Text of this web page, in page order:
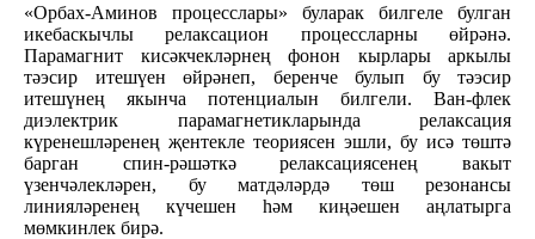
«Орбах-Аминов процесслары» буларак билгеле булган
икебаскычлы релаксацион процессларны өйрәнә.
Парамагнит кисәкчекләрнең фонон кырлары аркылы
тәэсир итешүен өйрәнеп, беренче булып бу тәэсир
итешүнең якынча потенциалын билгели. Ван-флек
диэлектрик парамагнетикларында релаксация
күренешләренең җентекле теориясен эшли, бу исә төштә
барган спин-рәшәткә релаксациясенең вакыт
үзенчәлекләрен, бу матдәләрдә төш резонансы
линияләренең күчешен һәм киңәешен аңлатырга
мөмкинлек бирә.